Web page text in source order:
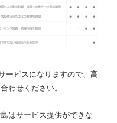
ービスになりますので、高
わせください。
はサービス提供ができな